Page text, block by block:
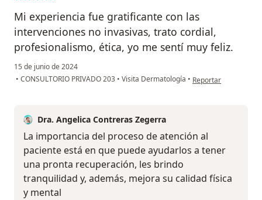
Mi experiencia fue gratificante con las
intervenciones no invasivas, trato cordial,
profesionalismo, ética, yo me sentí muy feliz.
15 de junio de 2024
• CONSULTORIO PRIVADO 203 • Visita Dermatología • en opinión del
Reportar
Dra. Angelica Contreras Zegerra
La importancia del proceso de atención al
paciente está en que puede ayudarlos a tener
una pronta recuperación, les brindo
tranquilidad y, además, mejora su calidad física
y mental